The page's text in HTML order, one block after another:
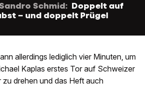
Schmid: Doppelt auf
– und doppelt Prügel
allerdings lediglich vier Minuten, um
Kaplas erstes Tor auf Schweizer
zu drehen und das Heft auch